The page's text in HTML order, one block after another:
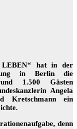
hat in der
in Berlin die
1.500 Gästen
Angela
Kretschmann ein
denn